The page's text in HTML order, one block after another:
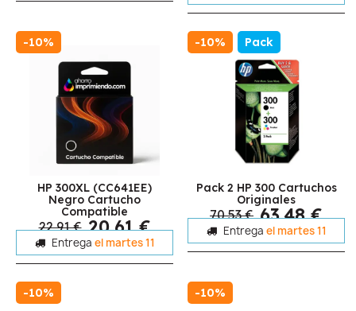
-10%
HP 300XL (CC641EE)
Negro Cartucho
Compatible
22,91 € 20,61 €
Entrega el martes 11
-10% Pack
Pack 2 HP 300 Cartuchos
Originales
70,53 € 63,48 €
Entrega el martes 11
-10% -10%